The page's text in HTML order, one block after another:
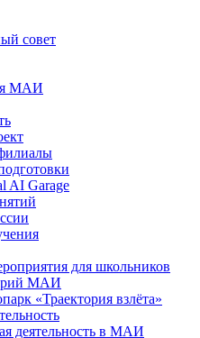
совет
МАИ
AI Garage
для школьников
МАИ
«Траектория взлёта»
деятельность в МАИ